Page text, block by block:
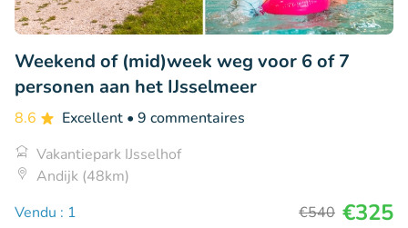
Weekend of (mid)week weg voor 6 of 7
personen aan het IJsselmeer
8.6 Excellent • 9 commentaires
Vakantiepark IJsselhof
Andijk (48km)
Vendu : 1
€540 €325